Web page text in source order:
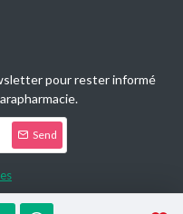
pour rester informé
Send